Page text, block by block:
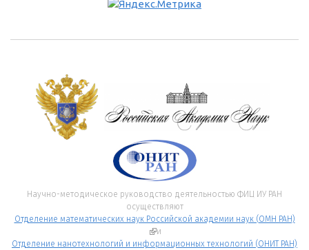
Научно-методическое руководство деятельностью ФИЦ ИУ РАН
осуществляют
Отделение математических наук Российской академии наук (ОМН РАН)
(внешняя ссылка)
и
Отделение нанотехнологий и информационных технологий (ОНИТ РАН)